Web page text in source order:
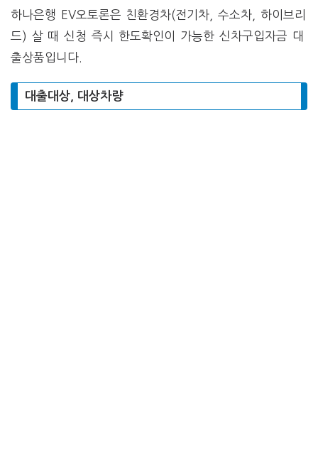
하나은행 EV오토론은 친환경차(전기차, 수소차, 하이브리
드) 살 때 신청 즉시 한도확인이 가능한 신차구입자금 대
출상품입니다.
대출대상, 대상차량